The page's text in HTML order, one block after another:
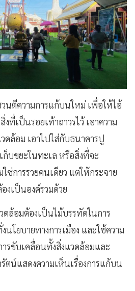
นตีความการแก้บนใหม่ เพื่อให้ไอ้
งที่เป็นรอยเท้าถาวรไว้ เอาความ
ดล้อม เอาไปใส่กับธนาคารปู
ก็บขยะในทะเล หรือสิ่งที่จะ
ช่การรวยคนเดียว แต่ให้กระจาย
งเป็นองค์รวมด้วย
ล้อมต้องเป็นไม้บรรทัดในการ
โยบายทางการเมือง และใช้ความ
รขับเคลื่อนทั้งสิ่งแวดล้อมและ
รัตน์แสดงความเห็นเรื่องการแก้บน